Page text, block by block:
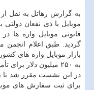
به گزارش رهاتل به نقل
موبایل با ذی نفعان
قانونی موبایل واره ها در
بازار موبایل واره های
به ۲۵۰ میلیون دلار برای تأمین کامل این بازار نیاز خواهند داشت.
در این نشست مقرر شد تا
برای ثبت سفارش های